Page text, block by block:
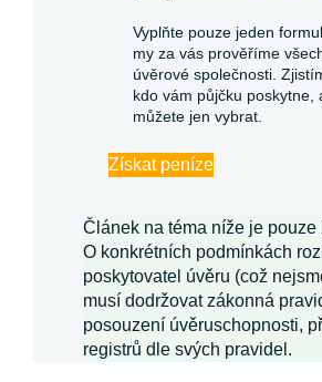
Vyplňte pouze jeden
my za vás prověříme
úvěrové společnosti.
kdo vám půjčku poskytne,
můžete jen vybrat.
Získat peníze
Článek na téma níže je pouze
O konkrétních podmínkách
poskytovatel úvěru (což
musí dodržovat zákonná
posouzení úvěruschopnosti,
registrů dle svých pravidel.